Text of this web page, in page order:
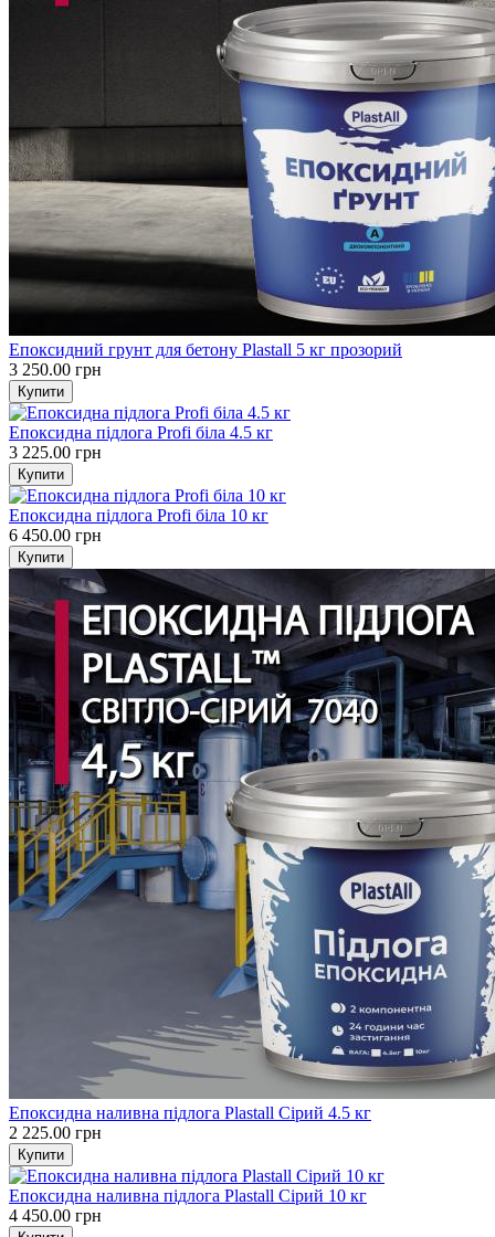
Епоксидний грунт для бетону Plastall 5 кг прозорий
3 250.00 грн
Епоксидна підлога Profi біла 4.5 кг
3 225.00 грн
Епоксидна підлога Profi біла 10 кг
6 450.00 грн
Епоксидна наливна підлога Plastall Cірий 4.5 кг
2 225.00 грн
Епоксидна наливна підлога Plastall Cірий 10 кг
4 450.00 грн